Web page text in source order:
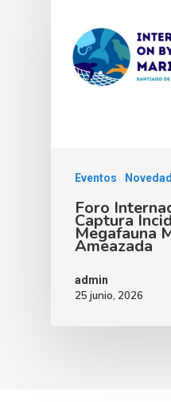
Eventos
Foro
Captura
Megafauna
Ameazada
admin
25 junio, 2026